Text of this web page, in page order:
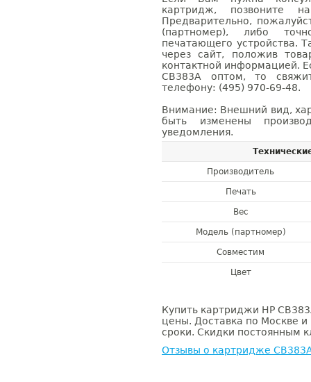
картридж, позвоните
Предварительно,
(партномер), либо
печатающего устройства.
через сайт, положив
контактной информацией.
CB383A оптом, то
телефону: (495) 970-69-48.
Внимание: Внешний вид,
быть изменены
уведомления.
Производитель
Печать
Вес
Модель (партномер)
Совместим
Цвет
Купить картриджи HP
цены. Доставка по Москве и
сроки. Скидки постоянным
Отзывы о картридже